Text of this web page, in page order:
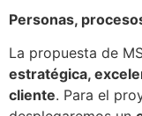
Personas,
La propuesta de
estratégica,
cliente. Para el